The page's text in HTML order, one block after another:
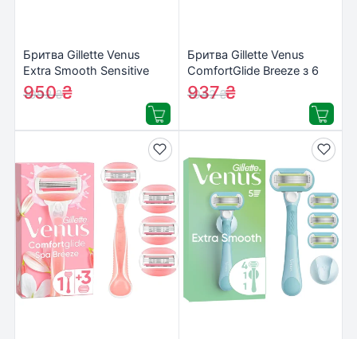
Бритва Gillette Venus
Extra Smooth Sensitive
RoseGold з 3 змінними
картриджами
1092₴
950₴
Бритва Gillette Venus
ComfortGlide Breeze з 6
змінними картриджами
(8006540854860)
1042₴
937₴